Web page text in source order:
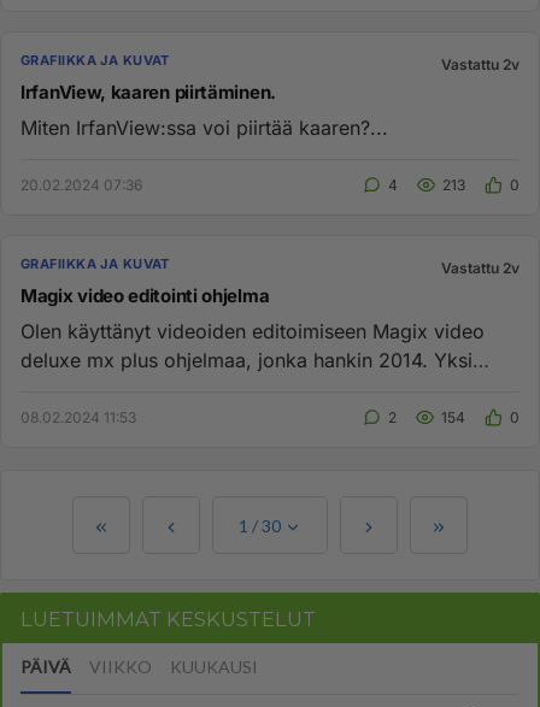
GRAFIIKKA JA KUVAT Vastattu 2v
IrfanView, kaaren piirtäminen.
Miten IrfanView:ssa voi piirtää kaaren?...
20.02.2024 07:36 4 213 0
GRAFIIKKA JA KUVAT Vastattu 2v
Magix video editointi ohjelma
Olen käyttänyt videoiden editoimiseen Magix video
deluxe mx plus ohjelmaa, jonka hankin 2014. Yksi
08.02.2024 11:53 2 154 0
1 /30
LUETUIMMAT KESKUSTELUT
PÄIVÄ VIIKKO KUUKAUSI